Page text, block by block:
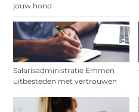
jouw hond
Salarisadministratie Emmen
uitbesteden met vertrouwen